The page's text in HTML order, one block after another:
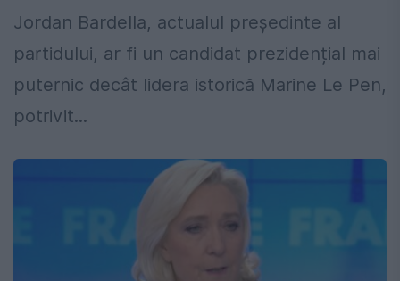
Jordan Bardella, actualul președinte al
partidului, ar fi un candidat prezidențial mai
puternic decât lidera istorică Marine Le Pen,
potrivit...